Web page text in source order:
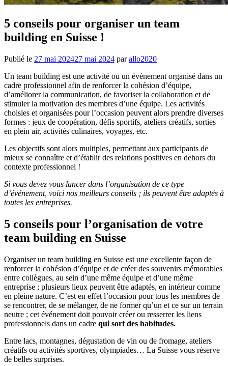
5 conseils pour organiser un team
building en Suisse !
Publié le 27 mai 202427 mai 2024 parallo2020
Un team building est une activité ou un événement organisé dans un
cadre professionnel afin de renforcer la cohésion d’équipe,
d’améliorer la communication, de favoriser la collaboration et de
stimuler la motivation des membres d’une équipe. Les activités
choisies et organisées pour l’occasion peuvent alors prendre diverses
formes : jeux de coopération, défis sportifs, ateliers créatifs, sorties
en plein air, activités culinaires, voyages, etc.
Les objectifs sont alors multiples, permettant aux participants de
mieux se connaître et d’établir des relations positives en dehors du
contexte professionnel !
Si vous devez vous lancer dans l’organisation de ce type
d’événement, voici nos meilleurs conseils ; ils peuvent être adaptés à
toutes les entreprises.
5 conseils pour l’organisation de votre
team building en Suisse
Organiser un team building en Suisse est une excellente façon de
renforcer la cohésion d’équipe et de créer des souvenirs mémorables
entre collègues, au sein d’une même équipe et d’une même
entreprise ; plusieurs lieux peuvent être adaptés, en intérieur comme
en pleine nature. C’est en effet l’occasion pour tous les membres de
se rencontrer, de se mélanger, de ne former qu’un et ce sur un terrain
neutre ; cet événement doit pouvoir créer ou resserrer les liens
professionnels dans un cadre qui sort des habitudes.
Entre lacs, montagnes, dégustation de vin ou de fromage, ateliers
créatifs ou activités sportives, olympiades… La Suisse vous réserve
de belles surprises.